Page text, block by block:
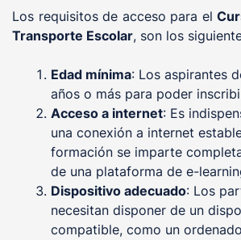
Los requisitos de acceso para el
Transporte Escolar, son los
Edad mínima: Los aspirantes
años o más para poder
Acceso a internet: Es
una conexión a internet
formación se imparte
de una plataforma de e-
Dispositivo adecuado: Los
necesitan disponer de un
compatible, como un